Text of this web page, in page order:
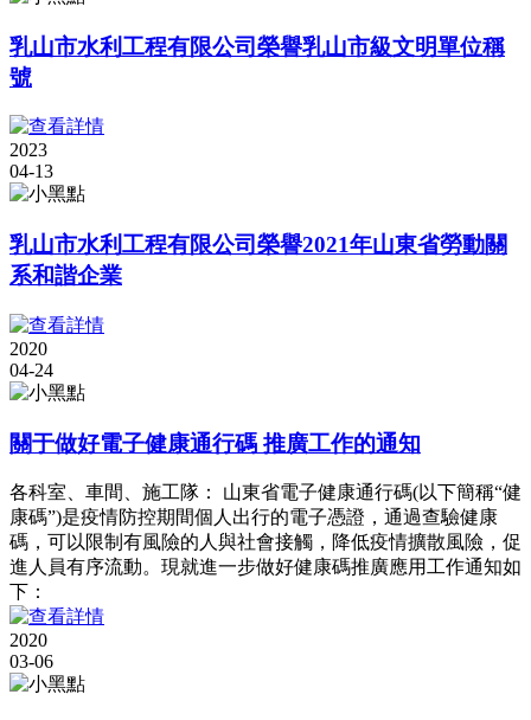
乳山市水利工程有限公司榮譽乳山市級文明單位稱
號
2023
04-13
乳山市水利工程有限公司榮譽2021年山東省勞動關
系和諧企業
2020
04-24
關于做好電子健康通行碼 推廣工作的通知
各科室、車間、施工隊： 山東省電子健康通行碼(以下簡稱“健
康碼”)是疫情防控期間個人出行的電子憑證，通過查驗健康
碼，可以限制有風險的人與社會接觸，降低疫情擴散風險，促
進人員有序流動。現就進一步做好健康碼推廣應用工作通知如
下：
2020
03-06